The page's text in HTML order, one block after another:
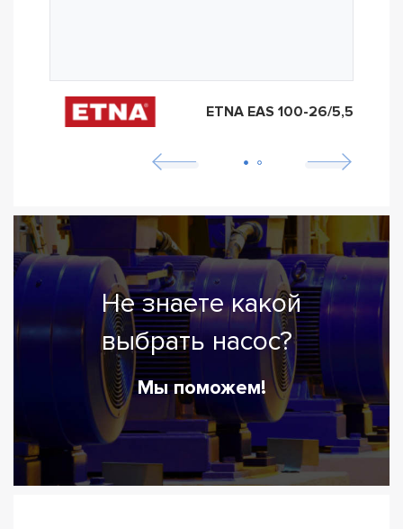
ETNA EAS 100-26/5,5
Не знаете какой
выбрать насос?
Мы поможем!